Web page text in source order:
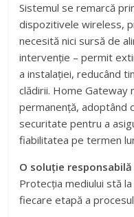
Sistemul se remarcă
dispozitivele wireless,
necesită nici sursă de
intervenție – permit
a instalației, reducând
clădirii. Home Gateway
permanență, adoptând
securitate pentru a
fiabilitatea pe termen
O soluție
Protecția mediului stă
fiecare etapă a